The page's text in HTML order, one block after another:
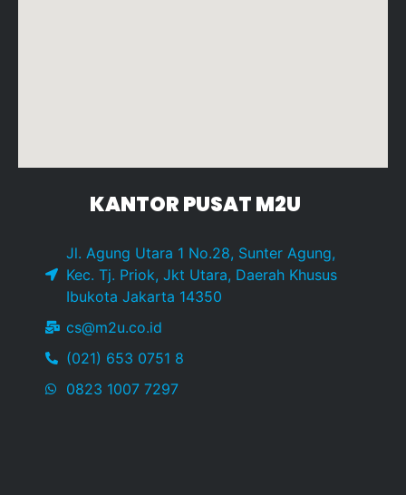
KANTOR PUSAT M2U
Jl. Agung Utara 1 No.28, Sunter Agung,
Kec. Tj. Priok, Jkt Utara, Daerah Khusus
Ibukota Jakarta 14350
cs@m2u.co.id
(021) 653 0751 8
0823 1007 7297